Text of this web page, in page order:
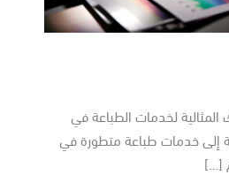
لخدمات الطباعة في
خدمات طباعة متطورة في